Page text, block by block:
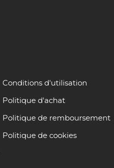
Conditions d'utilisation
Politique d'achat
Politique de remboursement
Politique de cookies